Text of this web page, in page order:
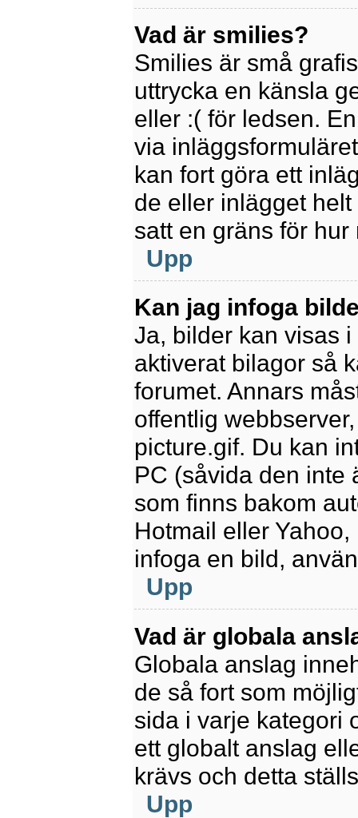
Vad är smilies?
Smilies är små
uttrycka en känsla
eller :( för ledsen.
via
kan fort göra ett
de eller inlägget
satt en gräns för
Upp
Kan jag infoga
Ja, bilder kan visas
aktiverat bilagor så
forumet. Annars
offentlig
picture.gif. Du kan
PC (såvida den inte
som finns bakom
Hotmail eller
infoga en bild,
Upp
Vad är globala
Globala anslag
de så fort som
sida i varje kategori
ett globalt anslag
krävs och detta
Upp